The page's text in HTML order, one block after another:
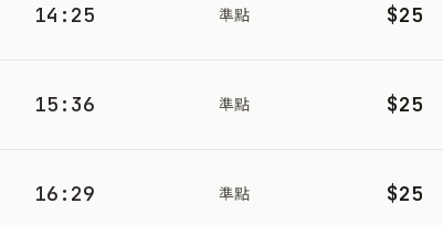
14:25 準點 $25
15:36 準點 $25
16:29 準點 $25